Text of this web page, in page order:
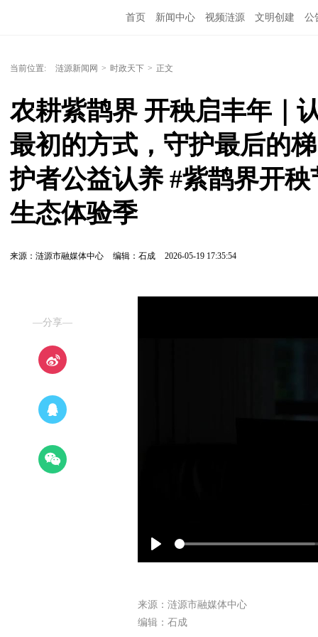
首页 新闻中心 视频涟源 文明创建 公
当前位置: 涟源新闻网 > 时政天下 > 正文
农耕紫鹊界 开秧启丰年｜
最初的方式，守护最后的
护者公益认养 #紫鹊界开
生态体验季
来源：涟源市融媒体中心 编辑：石成 2026-05-19 17:35:54
—分享—
Play
来源：涟源市融媒体中心
编辑：石成